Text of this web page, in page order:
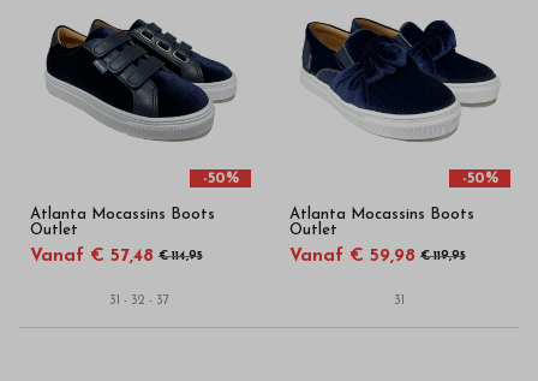
-50%
Atlanta Mocassins Boots
Outlet
Vanaf € 57,48 € 114,95
31 - 32 - 37
-50%
Atlanta Mocassins Boots
Outlet
Vanaf € 59,98 € 119,95
31